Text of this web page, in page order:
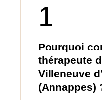
1
Pourquoi
thérapeute
Villeneuve
(Annappes)